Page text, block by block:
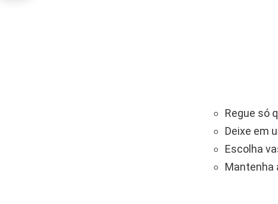
Regue só
Deixe em
Escolha
Mantenha